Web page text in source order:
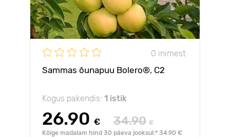
0 inimest
Sammas õunapuu Bolero®, C2
Kogus pakendis: 1 istik
26.90 € 34.90 €
Kõige madalam hind 30 päeva jooksul:* 34.90 €